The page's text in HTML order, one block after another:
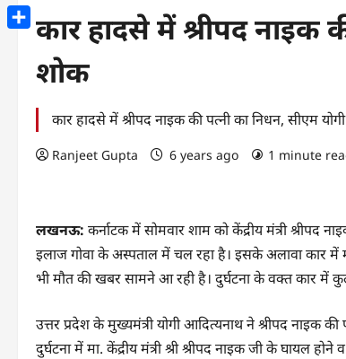
कार हादसे में श्रीपद नाइक
शोक
कार हादसे में श्रीपद नाइक की पत्नी का निधन, सीएम
Ranjeet Gupta 6 years ago 1 minute
लखनऊ: कर्नाटक में सोमवार शाम को केंद्रीय मंत्री श्रीपद
इलाज गोवा के अस्‍पताल में चल रहा है। इसके अलावा कार में
भी मौत की खबर सामने आ रही है। दुर्घटना के वक्त कार में
उत्तर प्रदेश के मुख्यमंत्री योगी आदित्यनाथ ने श्रीपद नाइक
दुर्घटना में मा. केंद्रीय मंत्री श्री श्रीपद नाइक जी के घायल
Copy
Link
Share